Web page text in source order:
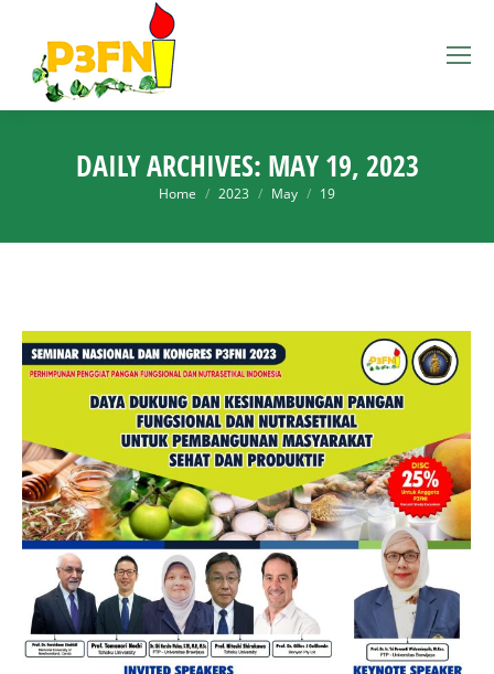
DAILY ARCHIVES: MAY 19, 2023
You are here:
Home 2023 May 19